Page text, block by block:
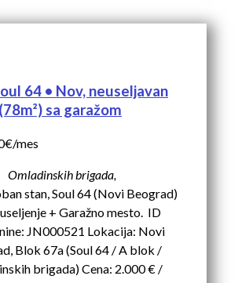
64 • Nov, neuseljavan
sa garažom
mes
Omladinskih brigada,
stan, Soul 64 (Novi Beograd)
+ Garažno mesto. ID
JN000521 Lokacija: Novi
Blok 67a (Soul 64 / A blok /
brigada) Cena: 2.000 € /